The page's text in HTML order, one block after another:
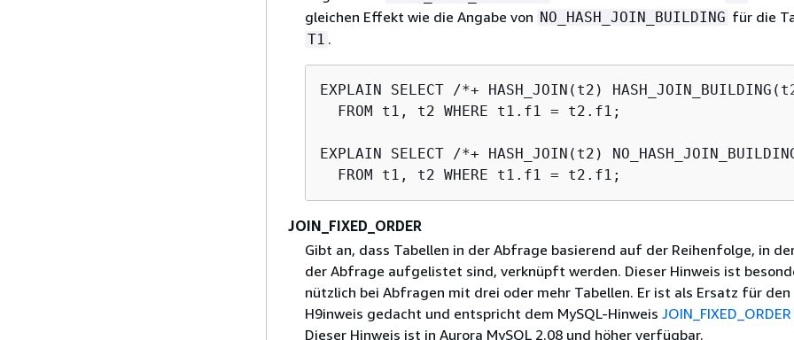
gleichen Effekt wie die Angabe von NO_HASH_JOIN_BUILDING für die
T1 .
EXPLAIN SELECT /*+ HASH_JOIN(t2)
  FROM t1, t2 WHERE t1.f1 = t2.f1;
EXPLAIN SELECT /*+ HASH_JOIN(t2)
JOIN_FIXED_ORDER
Gibt an, dass Tabellen in der Abfrage basierend auf der Reihenfolge, in
der Abfrage aufgelistet sind, verknüpft werden. Dieser Hinweis ist
nützlich bei Abfragen mit drei oder mehr Tabellen. Er ist als Ersatz für den
H9inweis gedacht und entspricht dem MySQL-Hinweis JOIN_FIXED_ORDER
Dieser Hinweis ist in Aurora MySQL 2.08 und höher verfügbar.